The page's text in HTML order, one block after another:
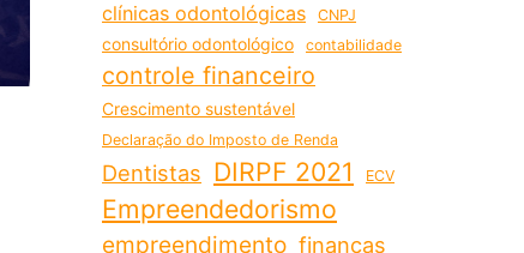
clínicas odontológicas
CNPJ
consultório odontológico contabilidade
controle financeiro
Crescimento sustentável
Declaração do Imposto de Renda
Dentistas DIRPF 2021 ECV
Empreendedorismo
empreendimento finanças